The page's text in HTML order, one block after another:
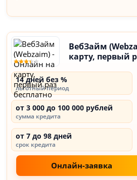
ВебЗайм
карту, первый
14 дней без %
льготный период
от 3 000 до 100 000 рублей
сумма кредита
от 7 до 98 дней
срок кредита
Онлайн-заявка